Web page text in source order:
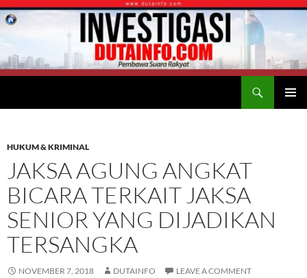
HUKUM & KRIMINAL
JAKSA AGUNG ANGKAT
BICARA TERKAIT JAKSA
SENIOR YANG DIJADIKAN
TERSANGKA
NOVEMBER 7, 2018 DUTAINFO LEAVE A COMMENT